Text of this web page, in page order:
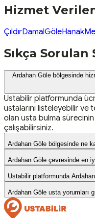
Hizmet
ÇıldırDamalGöleHanak
Sıkça Sorulan
Ardahan Göle bölgesinde
Ustabilir platformunda
ustalarını listeleyebilir ve
olan usta bulma
çalışabilirsiniz.
Ardahan Göle bölgesinde ne
Ardahan Göle çevresinde en
Ustabilir platformunda
Ardahan Göle usta yorumları